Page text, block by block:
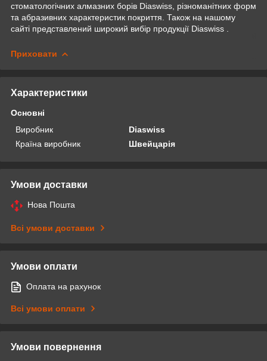
стоматологічних алмазних борів Diaswiss, різноманітних форм
та абразивних характеристик покриття. Також на нашому
сайті представлений широкий вибір продукції Diaswiss .
Приховати
Характеристики
Основні
Виробник
Diaswiss
Країна виробник
Швейцарія
Умови доставки
Нова Пошта
Всі умови доставки
Умови оплати
Оплата на рахунок
Всі умови оплати
Умови повернення